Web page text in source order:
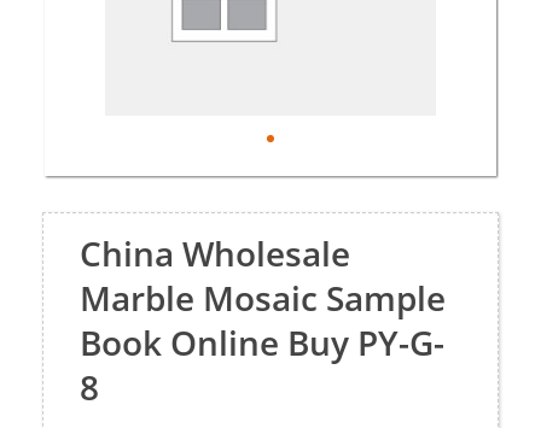
China Wholesale
Marble Mosaic Sample
Book Online Buy PY-G-
8